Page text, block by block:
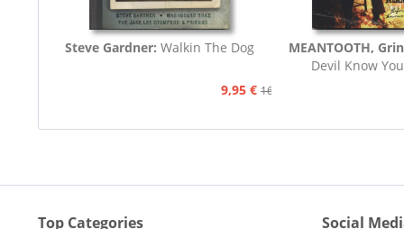
Steve Gardner: Walkin The Dog
9,95 € 16,75 €
MEANTOOTH,
Devil Know
Top Categories Social